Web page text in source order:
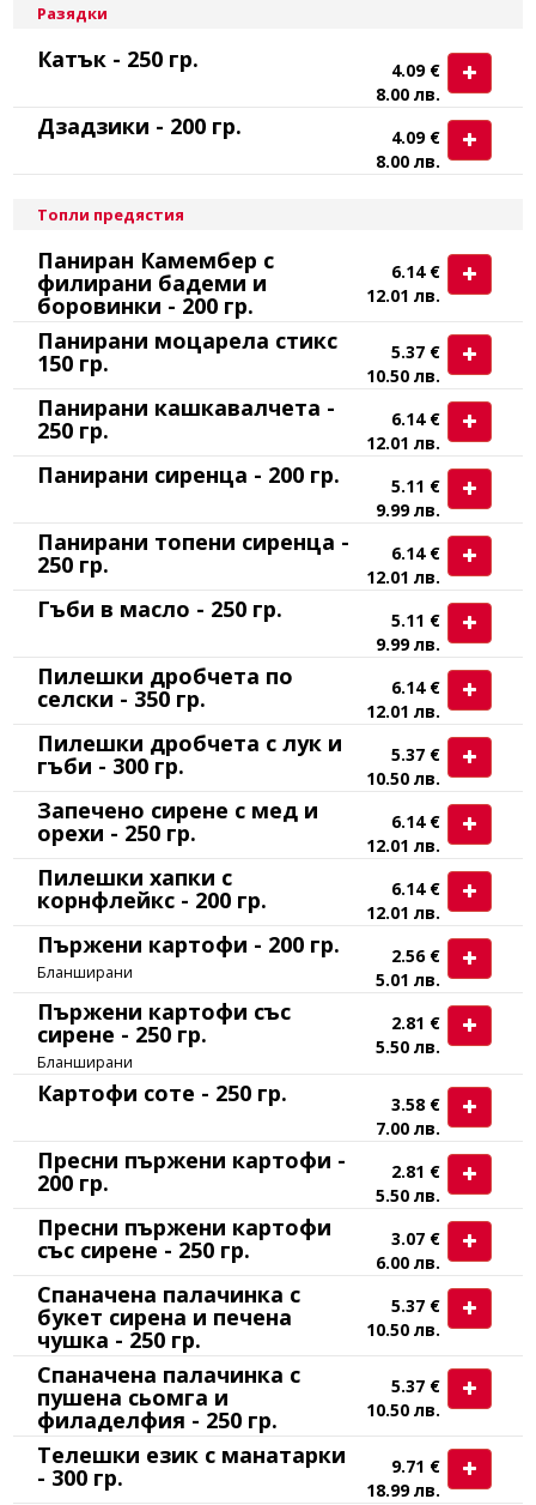
Разядки
Катък - 250 гр.
4.09 €
8.00 лв.
Дзадзики - 200 гр.
4.09 €
8.00 лв.
Топли предястия
Паниран Камембер с
филирани бадеми и
боровинки - 200 гр.
6.14 €
12.01 лв.
Панирани моцарела стикс
150 гр.
5.37 €
10.50 лв.
Панирани кашкавалчета -
250 гр.
6.14 €
12.01 лв.
Панирани сиренца - 200 гр.
5.11 €
9.99 лв.
Панирани топени сиренца -
250 гр.
6.14 €
12.01 лв.
Гъби в масло - 250 гр.
5.11 €
9.99 лв.
Пилешки дробчета по
селски - 350 гр.
6.14 €
12.01 лв.
Пилешки дробчета с лук и
гъби - 300 гр.
5.37 €
10.50 лв.
Запечено сирене с мед и
орехи - 250 гр.
6.14 €
12.01 лв.
Пилешки хапки с
корнфлейкс - 200 гр.
6.14 €
12.01 лв.
Пържени картофи - 200 гр.
Бланширани
2.56 €
5.01 лв.
Пържени картофи със
сирене - 250 гр.
Бланширани
2.81 €
5.50 лв.
Картофи соте - 250 гр.
3.58 €
7.00 лв.
Пресни пържени картофи -
200 гр.
2.81 €
5.50 лв.
Пресни пържени картофи
със сирене - 250 гр.
3.07 €
6.00 лв.
Спаначена палачинка с
букет сирена и печена
чушка - 250 гр.
5.37 €
10.50 лв.
Спаначена палачинка с
пушена сьомга и
филаделфия - 250 гр.
5.37 €
10.50 лв.
Телешки език с манатарки
- 300 гр.
9.71 €
18.99 лв.